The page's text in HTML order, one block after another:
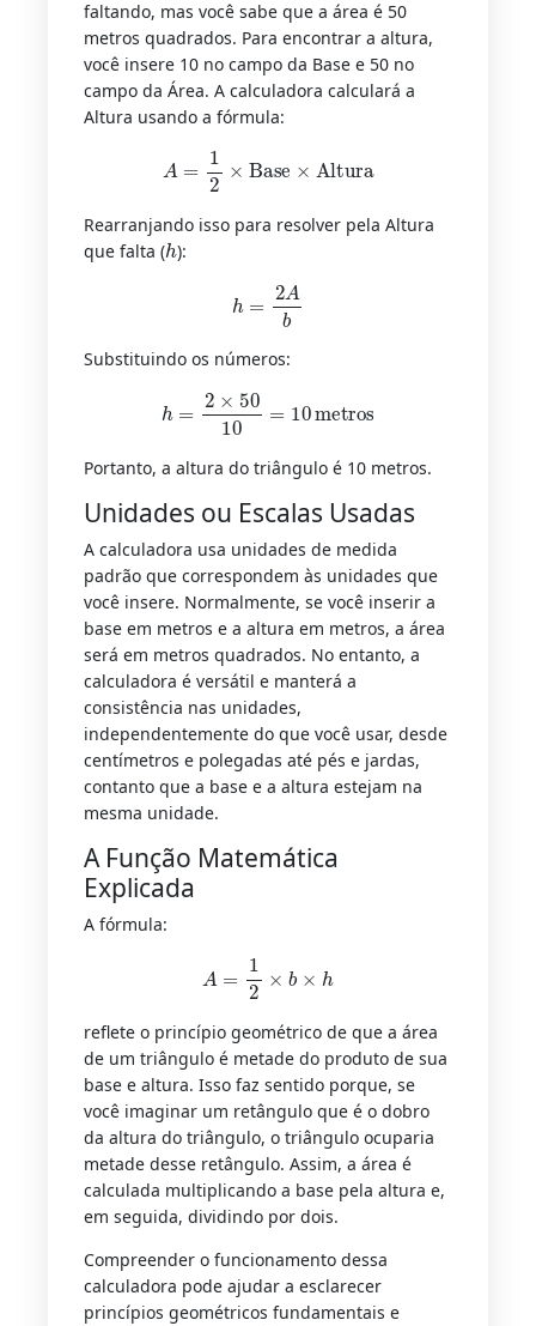
faltando, mas você sabe que a área é 50
metros quadrados. Para encontrar a altura,
você insere 10 no campo da Base e 50 no
campo da Área. A calculadora calculará a
Altura usando a fórmula:
1
Rearranjando isso para resolver pela Altura
que falta (
h
):
A b
Substituindo os números:
× 50 10
Portanto, a altura do triângulo é 10 metros.
Unidades ou Escalas Usadas
A calculadora usa unidades de medida
padrão que correspondem às unidades que
você insere. Normalmente, se você inserir a
base em metros e a altura em metros, a área
será em metros quadrados. No entanto, a
calculadora é versátil e manterá a
consistência nas unidades,
independentemente do que você usar, desde
centímetros e polegadas até pés e jardas,
contanto que a base e a altura estejam na
mesma unidade.
A Função Matemática
Explicada
A fórmula:
1
reflete o princípio geométrico de que a área
de um triângulo é metade do produto de sua
base e altura. Isso faz sentido porque, se
você imaginar um retângulo que é o dobro
da altura do triângulo, o triângulo ocuparia
metade desse retângulo. Assim, a área é
calculada multiplicando a base pela altura e,
em seguida, dividindo por dois.
Compreender o funcionamento dessa
calculadora pode ajudar a esclarecer
princípios geométricos fundamentais e